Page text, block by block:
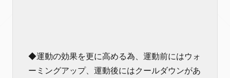
◆運動の効果を更に高める為、運動前にはウォ
ーミングアップ、運動後にはクールダウンがあ